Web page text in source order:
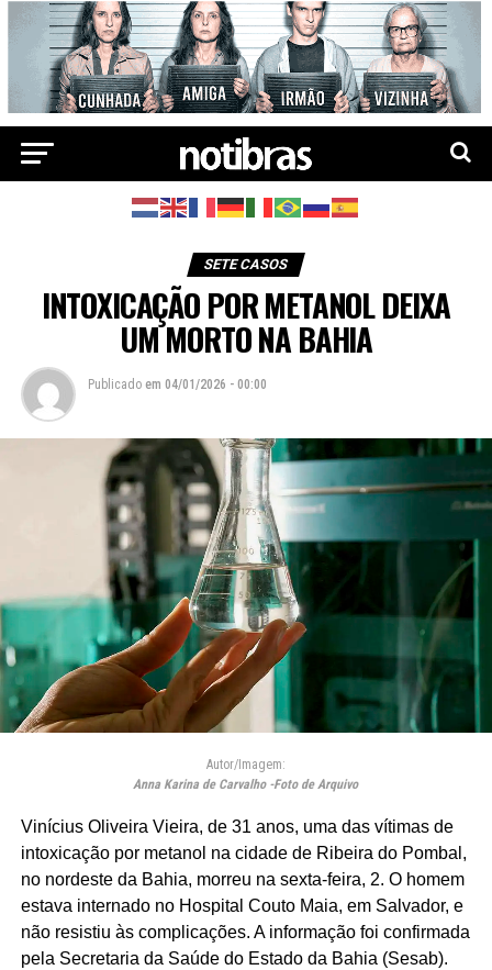
SETE CASOS
INTOXICAÇÃO POR METANOL DEIXA
UM MORTO NA BAHIA
Publicado em 04/01/2026 - 00:00
Autor/Imagem:
Anna Karina de Carvalho -Foto de Arquivo
Vinícius Oliveira Vieira, de 31 anos, uma das vítimas de
intoxicação por metanol na cidade de Ribeira do Pombal,
no nordeste da Bahia, morreu na sexta-feira, 2. O homem
estava internado no Hospital Couto Maia, em Salvador, e
não resistiu às complicações. A informação foi confirmada
pela Secretaria da Saúde do Estado da Bahia (Sesab).